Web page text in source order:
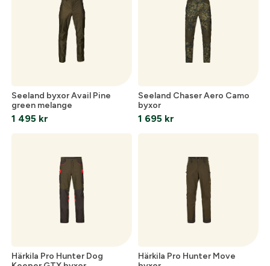
Seeland byxor Avail Pine
green melange
1 495 kr
Seeland Chaser Aero Camo
byxor
1 695 kr
Härkila Pro Hunter Dog
Härkila Pro Hunter Move